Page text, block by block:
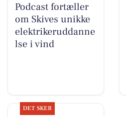
Podcast fortæller
om Skives unikke
elektrikeruddanne
lse i vind
DET SKER